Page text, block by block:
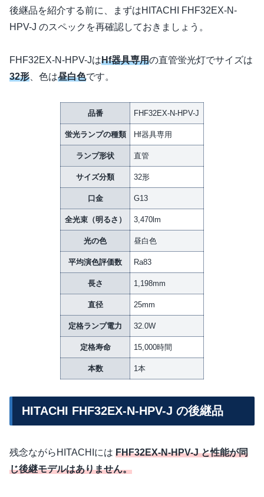
後継品を紹介する前に、まずはHITACHI FHF32EX-N-
HPV-J のスペックを再確認しておきましょう。
FHF32EX-N-HPV-JはHf器具専用の直管蛍光灯でサイズは
32形 、色は昼白色です。
品番 FHF32EX-N-HPV-J
蛍光ランプの種類 Hf器具専用
ランプ形状 直管
サイズ分類 32形
口金 G13
全光束（明るさ） 3,470lm
光の色 昼白色
平均演色評価数 Ra83
長さ 1,198mm
直径 25mm
定格ランプ電力 32.0W
定格寿命 15,000時間
本数 1本
HITACHI FHF32EX-N-HPV-J の後継品
残念ながらHITACHIには FHF32EX-N-HPV-J と性能が同
じ後継モデルはありません。